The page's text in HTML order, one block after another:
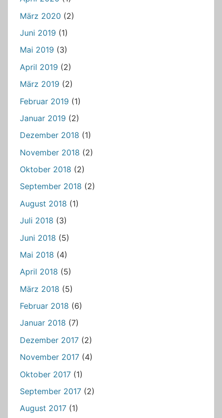
März 2020 (2)
Juni 2019 (1)
Mai 2019 (3)
April 2019 (2)
März 2019 (2)
Februar 2019 (1)
Januar 2019 (2)
Dezember 2018 (1)
November 2018 (2)
Oktober 2018 (2)
September 2018 (2)
August 2018 (1)
Juli 2018 (3)
Juni 2018 (5)
Mai 2018 (4)
April 2018 (5)
März 2018 (5)
Februar 2018 (6)
Januar 2018 (7)
Dezember 2017 (2)
November 2017 (4)
Oktober 2017 (1)
September 2017 (2)
August 2017 (1)